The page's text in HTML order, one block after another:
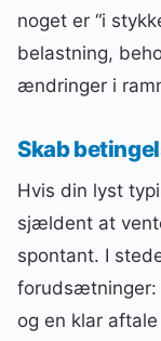
noget er “i
belastning,
ændringer i
Skab
Hvis din lyst
sjældent at
spontant. I
forudsætninger:
og en klar